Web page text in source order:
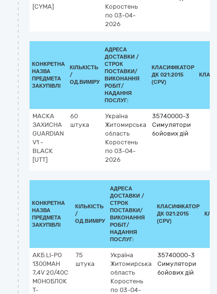
[CYMA]
Коростень
по 03-04-
2026
КОНКРЕТНА
НАЗВА
ПРЕДМЕТА
ЗАКУПІВЛІ
КІЛЬКІСТЬ
/
ОД.ВИМІРУ
АДРЕСА
ДОСТАВКИ /
СТРОК
ПОСТАВКИ/
ВИКОНАННЯ
РОБІТ/
НАДАННЯ
ПОСЛУГ:
КЛАСИФІКАТОР
ДК 021:2015
(CPV)
МАСКА
ЗАХИСНА
GUARDIAN
V1 -
BLACK
[UTT]
60
штука
Україна
Житомирська
область
Коростень
по 03-04-
2026
35740000-3
Симулятори
бойових дій
КОНКРЕТНА
НАЗВА
ПРЕДМЕТА
ЗАКУПІВЛІ
КІЛЬКІСТЬ
/
ОД.ВИМІРУ
АДРЕСА
ДОСТАВКИ /
СТРОК
ПОСТАВКИ/
ВИКОНАННЯ
РОБІТ/
НАДАННЯ
ПОСЛУГ:
КЛАСИФІКАТОР
ДК 021:2015
(CPV)
АКБ LI-PO
1300MAH
7,4V 20/40C
МОНОБЛОК
T-
75
штука
Україна
Житомирська
область
Коростень
по 03-04-
35740000-3
Симулятори
бойових дій